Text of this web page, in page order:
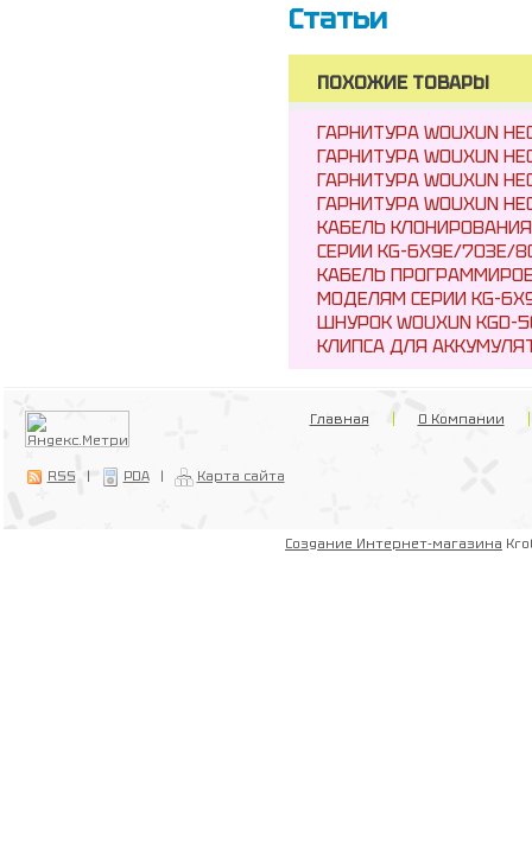
Статьи
ПОХОЖИЕ ТОВАРЫ
ГАРНИТУРА WOUXUN
ГАРНИТУРА WOUXUN
ГАРНИТУРА WOUXUN
ГАРНИТУРА WOUXUN
КАБЕЛЬ КЛОНИРОВАНИЯ
СЕРИИ KG-6X9E/703E/
КАБЕЛЬ
МОДЕЛЯМ СЕРИИ KG-
ШНУРОК WOUXUN KGD-
КЛИПСА ДЛЯ
RSS | PDA | Карта сайта
Главная О Компании
Создание Интернет-магазина